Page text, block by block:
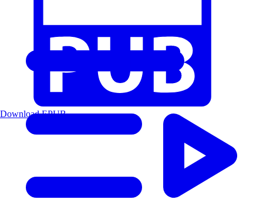
Download EPUB